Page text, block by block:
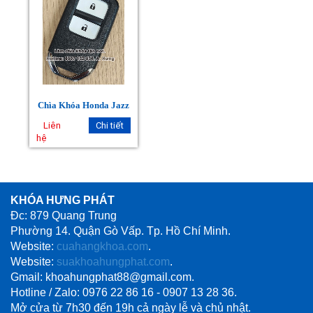
Chìa Khóa Honda Jazz
Liên
hệ
Chi tiết
KHÓA HƯNG PHÁT
Đc: 879 Quang Trung
Phường 14. Quận Gò Vấp. Tp. Hồ Chí Minh.
Website: cuahangkhoa.com.
Website: suakhoahungphat.com.
Gmail: khoahungphat88@gmail.com.
Hotline / Zalo: 0976 22 86 16 - 0907 13 28 36.
Mở cửa từ 7h30 đến 19h cả ngày lễ và chủ nhật.